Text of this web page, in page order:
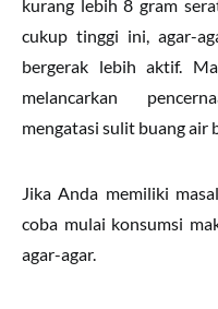
kurang lebih 8 gram
cukup tinggi ini, agar-
bergerak lebih aktif.
melancarkan
mengatasi sulit buang air
Jika Anda memiliki
coba mulai konsumsi
agar-agar.